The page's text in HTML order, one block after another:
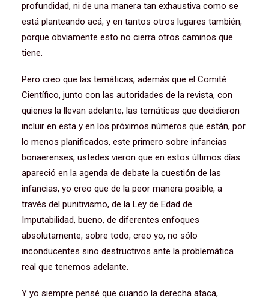
profundidad, ni de una manera tan exhaustiva como se
está planteando acá, y en tantos otros lugares también,
porque obviamente esto no cierra otros caminos que
tiene.
Pero creo que las temáticas, además que el Comité
Científico, junto con las autoridades de la revista, con
quienes la llevan adelante, las temáticas que decidieron
incluir en esta y en los próximos números que están, por
lo menos planificados, este primero sobre infancias
bonaerenses, ustedes vieron que en estos últimos días
apareció en la agenda de debate la cuestión de las
infancias, yo creo que de la peor manera posible, a
través del punitivismo, de la Ley de Edad de
Imputabilidad, bueno, de diferentes enfoques
absolutamente, sobre todo, creo yo, no sólo
inconducentes sino destructivos ante la problemática
real que tenemos adelante.
Y yo siempre pensé que cuando la derecha ataca,